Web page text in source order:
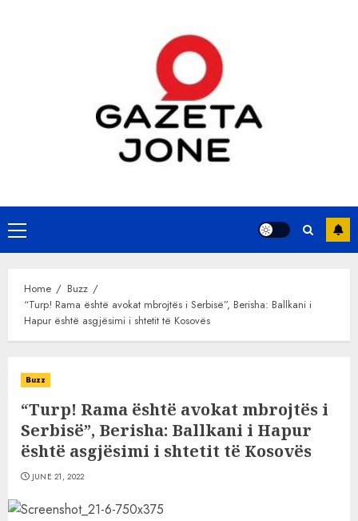
Primary
Menu
Home
Buzz
“Turp! Rama është avokat mbrojtës i Serbisë”, Berisha: Ballkani i
Hapur është asgjësimi i shtetit të Kosovës
Buzz
“Turp! Rama është avokat mbrojtës i
Serbisë”, Berisha: Ballkani i Hapur
është asgjësimi i shtetit të Kosovës
JUNE 21, 2022